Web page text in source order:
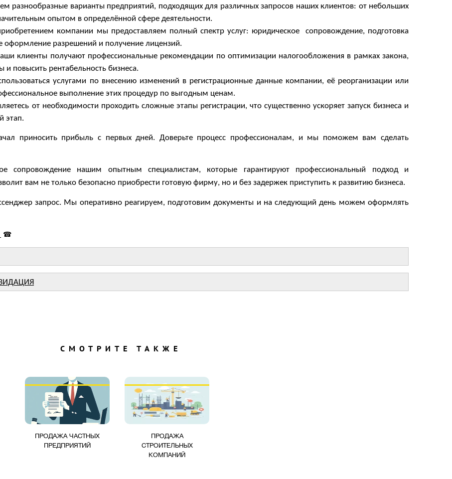
разнообразные варианты предприятий, подходящих для различных запросов наших клиентов: от небольших
опытом в определённой сфере деятельности.
компании мы предоставляем полный спектр услуг: юридическое сопровождение, подготовка
оформление разрешений и получение лицензий.
клиенты получают профессиональные рекомендации по оптимизации налогообложения в рамках закона,
и повысить рентабельность бизнеса.
услугами по внесению изменений в регистрационные данные компании, её реорганизации или
выполнение этих процедур по выгодным ценам.
от необходимости проходить сложные этапы регистрации, что существенно ускоряет запуск бизнеса и
этап.
приносить прибыль с первых дней. Доверьте процесс профессионалам, и мы поможем вам сделать
сопровождение нашим опытным специалистам, которые гарантируют профессиональный подход и
вам не только безопасно приобрести готовую фирму, но и без задержек приступить к развитию бизнеса.
запрос. Мы оперативно реагируем, подготовим документы и на следующий день можем оформлять
☎
СМОТРИТЕ ТАКЖЕ
ПРОДАЖА ЧАСТНЫХ
ПРЕДПРИЯТИЙ
ПРОДАЖА
СТРОИТЕЛЬНЫХ
КОМПАНИЙ